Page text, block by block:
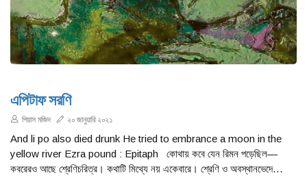
এপিটাফ সরণি
পিয়াস মজিদ ২০ জানুয়ারি ২০২১
And li po also died drunk He tried to embrance a moon in the
yellow river Ezra pound : Epitaph কোথায় কবে যেন রিমন পড়েছিল—
কবরেরও আছে শ্রেণিচরিত্র। কথাটি মিথ্যে নয় একেবারে। শ্রেণি ও অবস্থানভেদে